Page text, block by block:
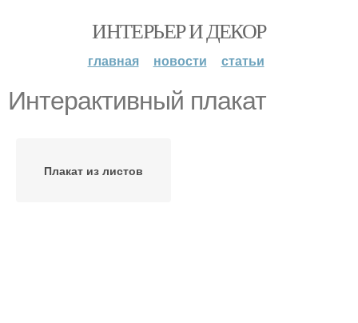
ИНТЕРЬЕР И ДЕКОР
главная новости статьи
Интерактивный плакат
Плакат из листов